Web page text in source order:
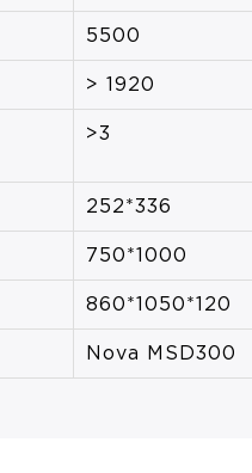
5500
> 1920
>3
252*336
750*1000
860*1050*120
Nova MSD300